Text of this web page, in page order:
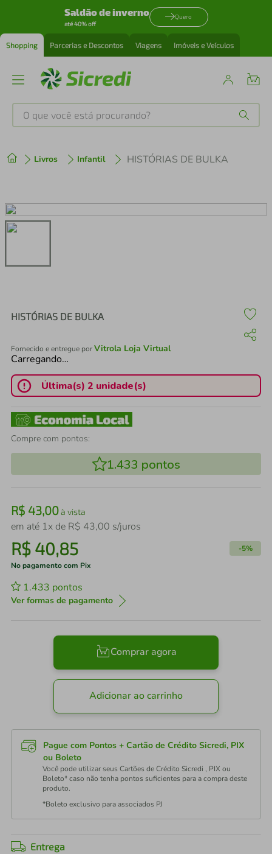
Saldão de inverno
até 40% off
Quero
Shopping Parcerias e Descontos Viagens Imóveis e Veículos
O que você está procurando?
Livros Infantil HISTÓRIAS DE BULKA
HISTÓRIAS DE BULKA
Fornecido e entregue porVitrola Loja Virtual
Carregando…
Última(s) 2 unidade(s)
Compre com pontos:
1.433 pontos
R$ 43,00à vista
em até 1x de R$ 43,00 s/juros
R$ 40,85 -5%
No pagamento com Pix
1.433 pontos
Ver formas de pagamento
Comprar agora
Adicionar ao carrinho
Pague com Pontos + Cartão de Crédito Sicredi, PIX
ou Boleto
Você pode utilizar seus Cartões de Crédito Sicredi , PIX ou
Boleto* caso não tenha pontos suficientes para a compra deste
produto.
*Boleto exclusivo para associados PJ
Entrega
2º cafeteira